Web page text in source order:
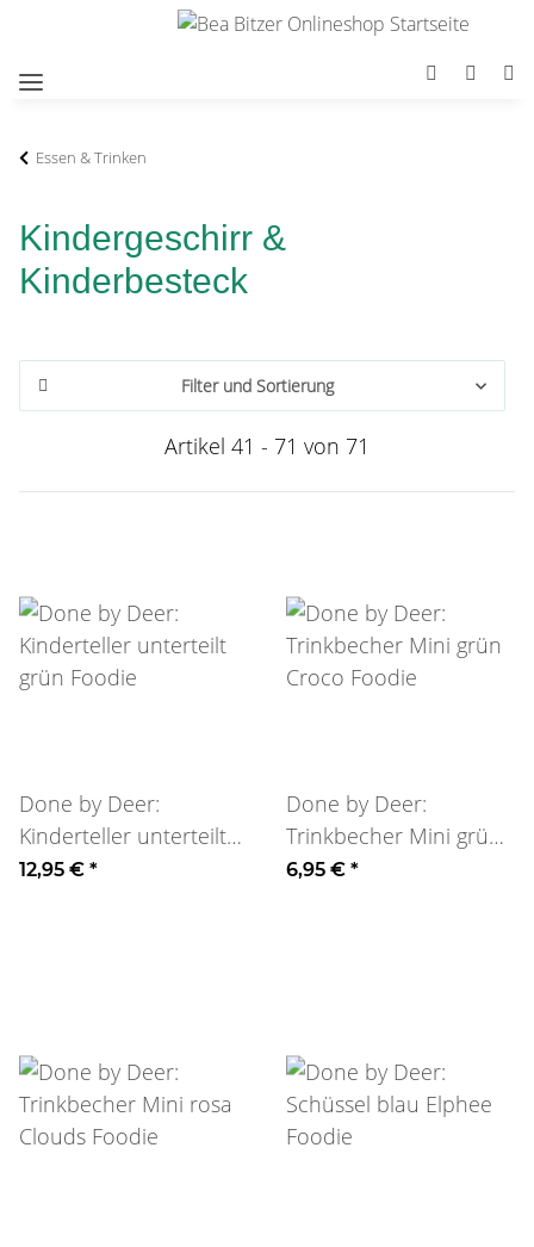
Essen & Trinken
Kindergeschirr &
Kinderbesteck
Filter und Sortierung
Artikel 41 - 71 von 71
Done by Deer:
Kinderteller unterteilt
grün Foodie
12,95 € *
Done by Deer:
Trinkbecher Mini grün
Croco Foodie
6,95 € *